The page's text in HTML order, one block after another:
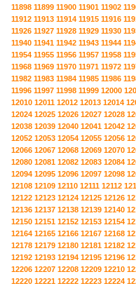
11898 11899 11900 11901 11902
11912 11913 11914 11915 11916
11926 11927 11928 11929 11930
11940 11941 11942 11943 11944
11954 11955 11956 11957 11958
11968 11969 11970 11971 11972
11982 11983 11984 11985 11986
11996 11997 11998 11999 12000
12010 12011 12012 12013 12014
12024 12025 12026 12027 12028
12038 12039 12040 12041 12042
12052 12053 12054 12055 12056
12066 12067 12068 12069 12070
12080 12081 12082 12083 12084
12094 12095 12096 12097 12098
12108 12109 12110 12111 12112
12122 12123 12124 12125 12126
12136 12137 12138 12139 12140
12150 12151 12152 12153 12154
12164 12165 12166 12167 12168
12178 12179 12180 12181 12182
12192 12193 12194 12195 12196
12206 12207 12208 12209 12210
12220 12221 12222 12223 12224